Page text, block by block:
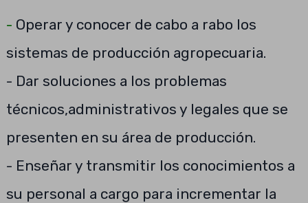
- Operar y conocer de cabo a rabo los
sistemas de producción agropecuaria.
- Dar soluciones a los problemas
técnicos,administrativos y legales que se
presenten en su área de producción.
- Enseñar y transmitir los conocimientos a
su personal a cargo para incrementar la